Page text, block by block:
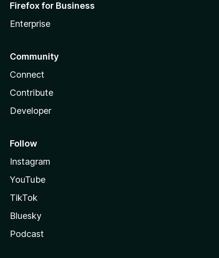
Firefox for Business
Enterprise
Community
Connect
Contribute
Developer
Follow
Instagram
YouTube
TikTok
Bluesky
Podcast